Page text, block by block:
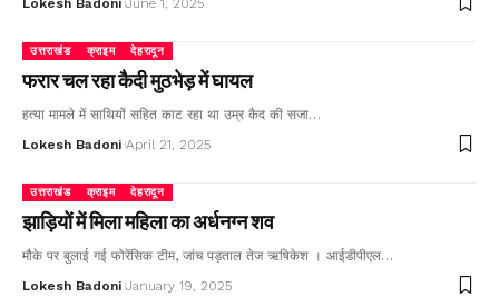
Lokesh Badoni June 1, 2025
उत्तराखंड क्राइम देहरादून
फरार चल रहा कैदी मुठभेड़ में घायल
हत्या मामले में साथियों सहित काट रहा था उम्र कैद की सजा…
Lokesh Badoni April 21, 2025
उत्तराखंड क्राइम देहरादून
झाड़ियों में मिला महिला का अर्धनग्न शव
मौके पर बुलाई गई फोरेंसिक टीम, जांच पड़ताल तेज ऋषिकेश । आईडीपीएल…
Lokesh Badoni January 19, 2025